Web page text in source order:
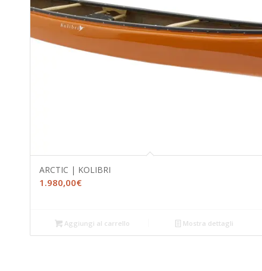
ARCTIC | KOLIBRI
1.980,00€
Aggiungi al carrello Mostra dettagli